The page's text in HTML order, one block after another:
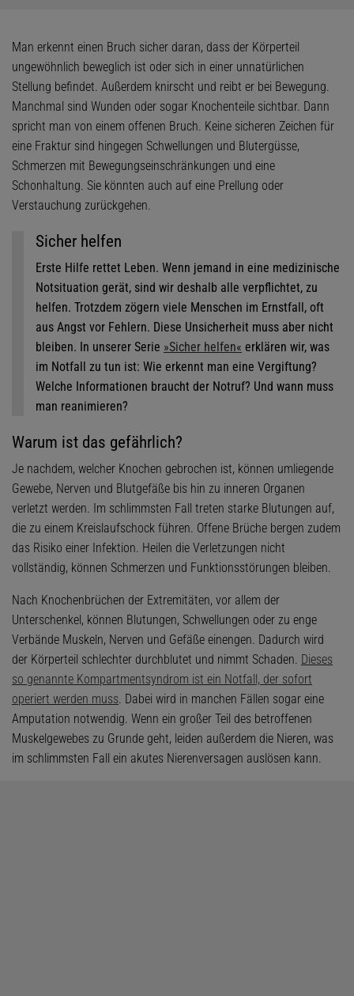
Man erkennt einen Bruch sicher daran, dass der Körperteil
ungewöhnlich beweglich ist oder sich in einer unnatürlichen
Stellung befindet. Außerdem knirscht und reibt er bei Bewegung.
Manchmal sind Wunden oder sogar Knochenteile sichtbar. Dann
spricht man von einem offenen Bruch. Keine sicheren Zeichen für
eine Fraktur sind hingegen Schwellungen und Blutergüsse,
Schmerzen mit Bewegungseinschränkungen und eine
Schonhaltung. Sie könnten auch auf eine Prellung oder
Verstauchung zurückgehen.
Sicher helfen
Erste Hilfe rettet Leben. Wenn jemand in eine medizinische
Notsituation gerät, sind wir deshalb alle verpflichtet, zu
helfen. Trotzdem zögern viele Menschen im Ernstfall, oft
aus Angst vor Fehlern. Diese Unsicherheit muss aber nicht
bleiben. In unserer Serie »Sicher helfen« erklären wir, was
im Notfall zu tun ist: Wie erkennt man eine Vergiftung?
Welche Informationen braucht der Notruf? Und wann muss
man reanimieren?
Warum ist das gefährlich?
Je nachdem, welcher Knochen gebrochen ist, können umliegende
Gewebe, Nerven und Blutgefäße bis hin zu inneren Organen
verletzt werden. Im schlimmsten Fall treten starke Blutungen auf,
die zu einem Kreislaufschock führen. Offene Brüche bergen zudem
das Risiko einer Infektion. Heilen die Verletzungen nicht
vollständig, können Schmerzen und Funktionsstörungen bleiben.
Nach Knochenbrüchen der Extremitäten, vor allem der
Unterschenkel, können Blutungen, Schwellungen oder zu enge
Verbände Muskeln, Nerven und Gefäße einengen. Dadurch wird
der Körperteil schlechter durchblutet und nimmt Schaden. Dieses
so genannte Kompartmentsyndrom ist ein Notfall, der sofort
operiert werden muss. Dabei wird in manchen Fällen sogar eine
Amputation notwendig. Wenn ein großer Teil des betroffenen
Muskelgewebes zu Grunde geht, leiden außerdem die Nieren, was
im schlimmsten Fall ein akutes Nierenversagen auslösen kann.